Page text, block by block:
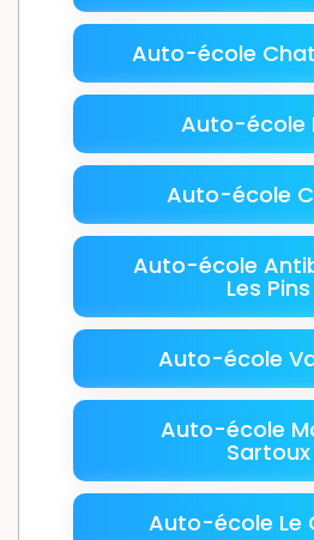
Auto-école
Auto-école
Auto-école
Auto-école
Les Pins
Auto-école
Auto-école
Sartoux
Auto-école Le